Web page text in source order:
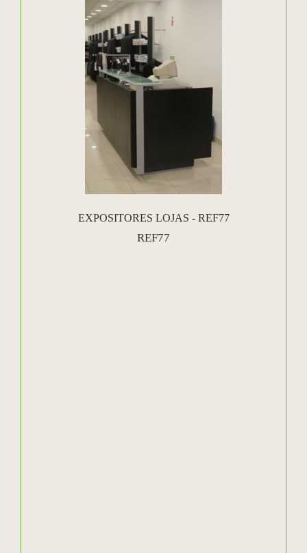
EXPOSITORES LOJAS - REF77
REF77